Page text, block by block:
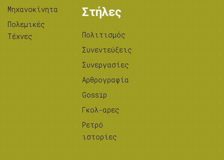
Μηχανοκίνητα
Πολεμικές
Τέχνες
Στήλες
Πολιτισμός
Συνεντεύξεις
Συνεργασίες
Αρθρογραφία
Gossip
Γκολ-αρες
Ρετρό
ιστορίες